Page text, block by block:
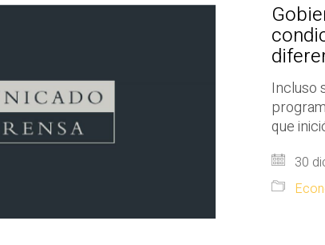
Incluso
que
30